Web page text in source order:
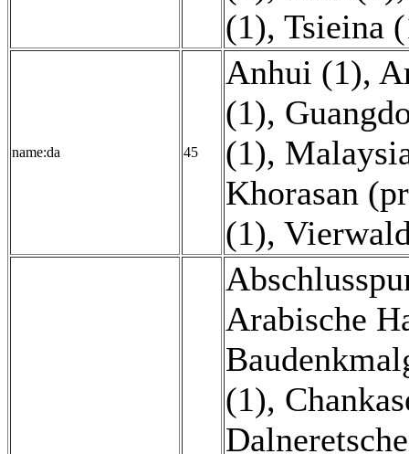
(1), Tsieina
name:da 45
Anhui (1),
(1),
(1),
Khorasan
(1),
Arabische
(1),